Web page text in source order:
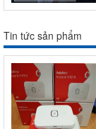
Tin tức sản phẩm